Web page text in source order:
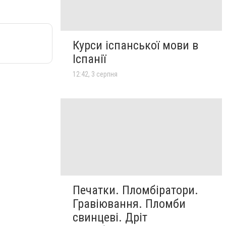
Курси іспанської мови в
Іспанії
12:42, 3 серпня
Печатки. Пломбіратори.
Гравіювання. Пломби
свинцеві. Дріт